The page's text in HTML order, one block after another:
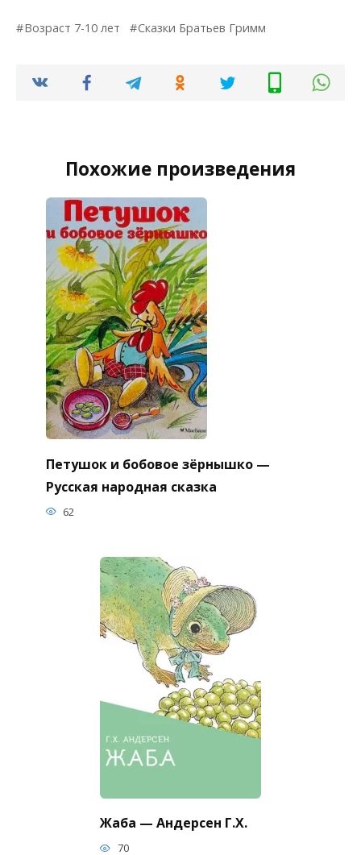
Возраст 7-10 лет Сказки Братьев Гримм
Похожие произведения
Петушок и бобовое зёрнышко —
Русская народная сказка
62
Жаба — Андерсен Г.Х.
70